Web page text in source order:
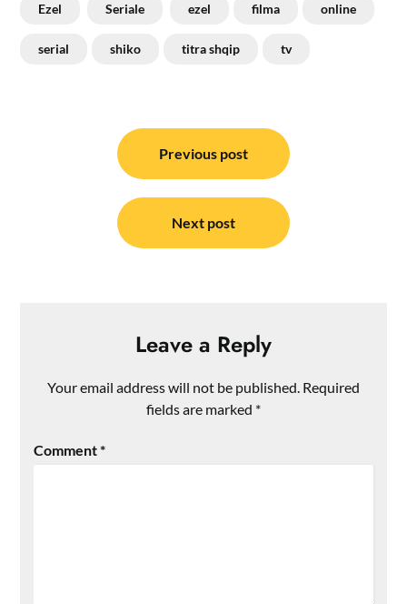
Ezel Seriale ezel filma online
serial shiko titra shqip tv
navigation
Previous post
Next post
Leave a Reply
Your email address will not be published. Required
fields are marked *
Comment*